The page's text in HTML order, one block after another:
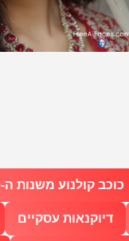
כוכב קולנוע משנות ה-50
דיוקנאות עסקיים